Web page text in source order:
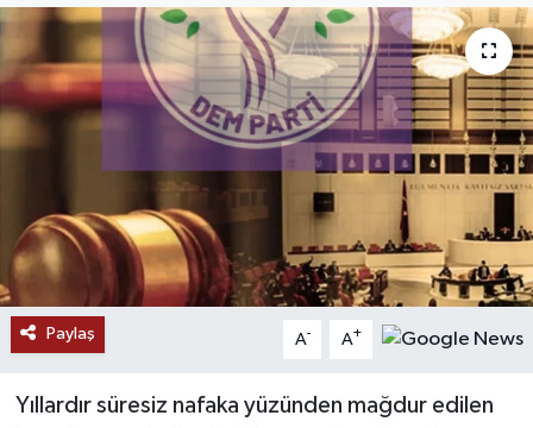
Paylaş A- A+
Yıllardır süresiz nafaka yüzünden mağdur edilen